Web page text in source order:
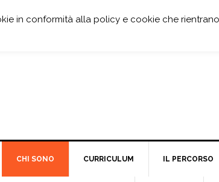
CHI SONO CURRICULUM IL PERCORSO
in conformità alla policy e cookie che